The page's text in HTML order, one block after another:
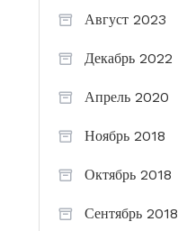
Август 2023
Декабрь 2022
Апрель 2020
Ноябрь 2018
Октябрь 2018
Сентябрь 2018